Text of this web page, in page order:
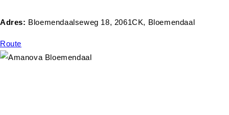
Adres: Bloemendaalseweg 18, 2061CK, Bloemendaal
Route